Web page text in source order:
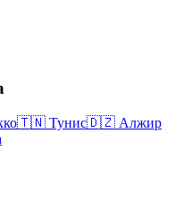
🇹🇳 Тунис🇩🇿 Алжир